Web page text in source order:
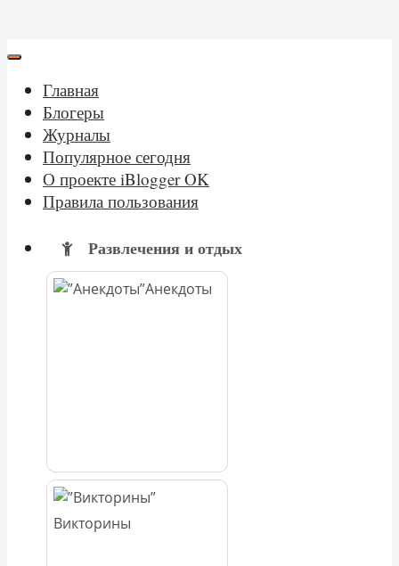
Главная
Блогеры
Журналы
Популярное сегодня
О проекте iBlogger OK
Правила пользования
Развлечения и отдых
Анекдоты
Викторины